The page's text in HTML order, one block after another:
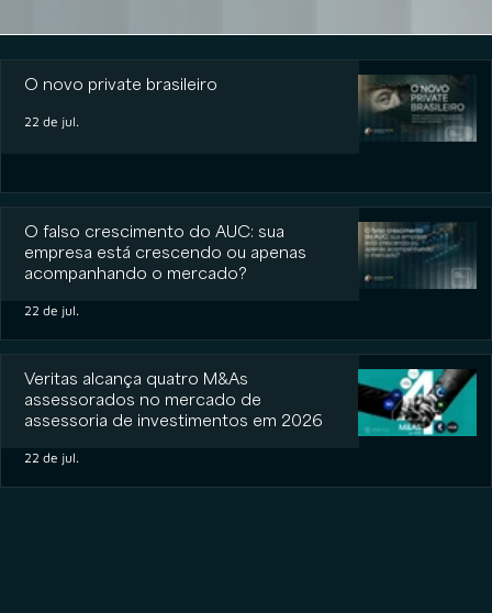
O novo private brasileiro
22 de jul.
O falso crescimento do AUC: sua
empresa está crescendo ou apenas
acompanhando o mercado?
22 de jul.
Veritas alcança quatro M&As
assessorados no mercado de
assessoria de investimentos em 2026
22 de jul.